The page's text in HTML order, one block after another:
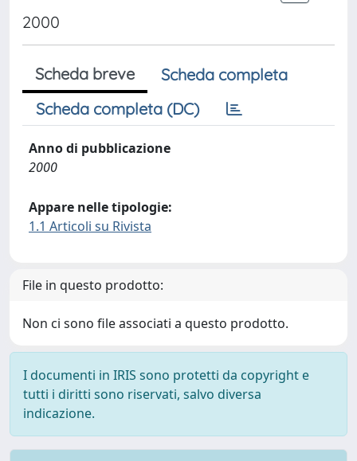
2000
Scheda breve
Scheda completa
Scheda completa (DC)
Anno di pubblicazione
2000
Appare nelle tipologie:
1.1 Articoli su Rivista
File in questo prodotto:
Non ci sono file associati a questo prodotto.
I documenti in IRIS sono protetti da copyright e
tutti i diritti sono riservati, salvo diversa
indicazione.